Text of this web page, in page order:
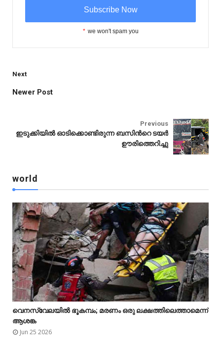
* we won't spam you
Next
Newer Post
Previous
ഇടുക്കിയിൽ ഓടിക്കൊണ്ടിരുന്ന ബസിന്‍റെ ടയർ
ഊരിത്തെറിച്ചു
world
  
വെനസ്വേലയിൽ ഭൂകമ്പം; മരണം ഒരു ലക്ഷത്തിലെത്താമെന്ന്
ആശങ്ക
Jun 25 2026